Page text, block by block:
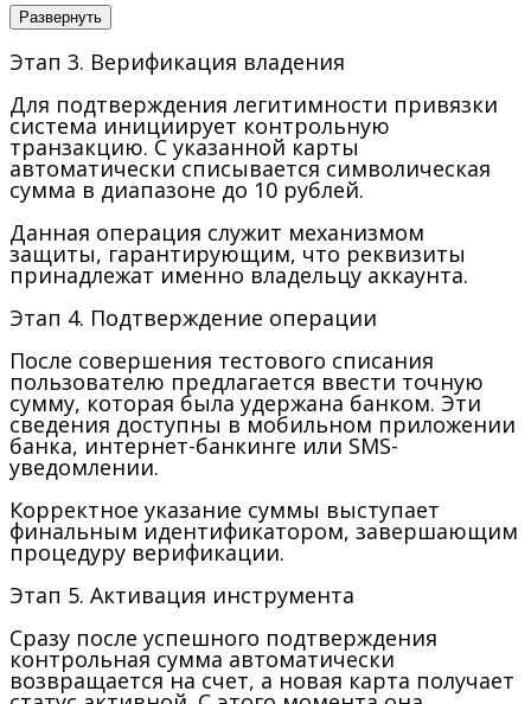
Развернуть
Этап 3. Верификация владения
Для подтверждения легитимности привязки
система инициирует контрольную
транзакцию. С указанной карты
автоматически списывается символическая
сумма в диапазоне до 10 рублей.
Данная операция служит механизмом
защиты, гарантирующим, что реквизиты
принадлежат именно владельцу аккаунта.
Этап 4. Подтверждение операции
После совершения тестового списания
пользователю предлагается ввести точную
сумму, которая была удержана банком. Эти
сведения доступны в мобильном приложении
банка, интернет-банкинге или SMS-
уведомлении.
Корректное указание суммы выступает
финальным идентификатором, завершающим
процедуру верификации.
Этап 5. Активация инструмента
Сразу после успешного подтверждения
контрольная сумма автоматически
возвращается на счет, а новая карта получает